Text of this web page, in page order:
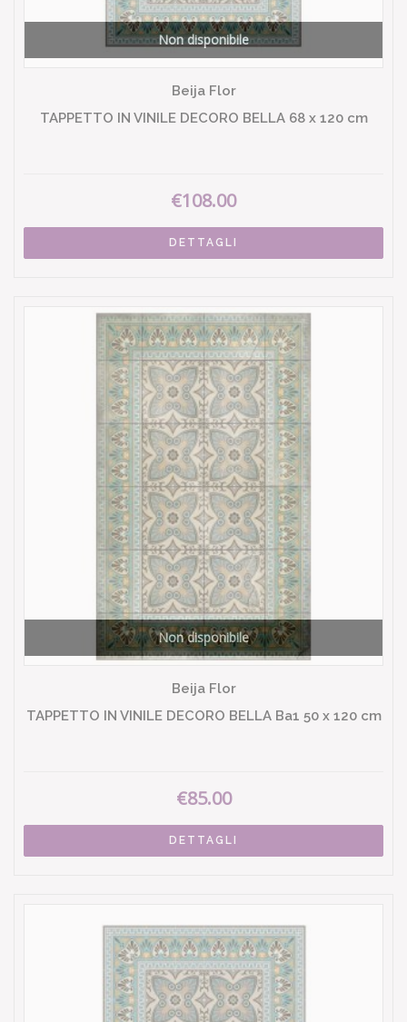
Non disponibile
Beija Flor
TAPPETTO IN VINILE DECORO BELLA 68 x 120 cm
€108.00
DETTAGLI
Non disponibile
Beija Flor
TAPPETTO IN VINILE DECORO BELLA Ba1 50 x 120 cm
€85.00
DETTAGLI